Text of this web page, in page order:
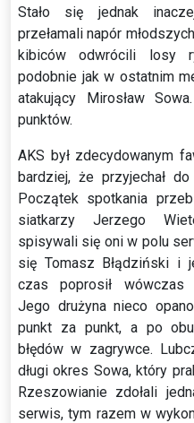
Stało się jednak
przełamali napór
kibiców odwrócili losy
podobnie jak w ostatnim
atakujący Mirosław
punktów.
AKS był zdecydowanym
bardziej, że przyjechał
Początek spotkania
siatkarzy Jerzego
spisywali się oni w polu
się Tomasz Błądziński i
czas poprosił wówczas
Jego drużyna nieco
punkt za punkt, a po
błędów w zagrywce.
długi okres Sowa, który
Rzeszowianie zdołali
serwis, tym razem w